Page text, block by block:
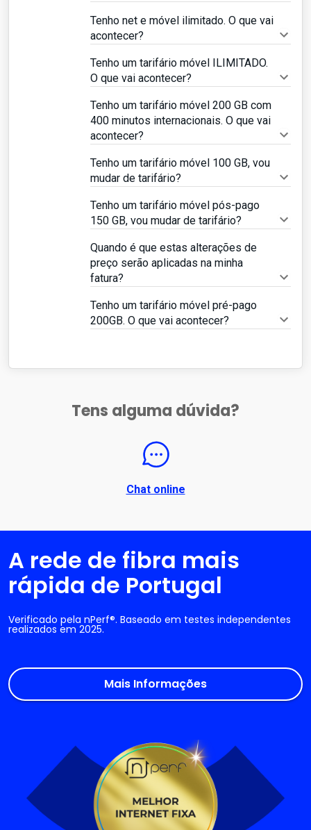
Tenho net e móvel ilimitado. O que vai
acontecer?
Tenho um tarifário móvel ILIMITADO.
O que vai acontecer?
Tenho um tarifário móvel 200 GB com
400 minutos internacionais. O que vai
acontecer?
Tenho um tarifário móvel 100 GB, vou
mudar de tarifário?
Tenho um tarifário móvel pós-pago
150 GB, vou mudar de tarifário?
Quando é que estas alterações de
preço serão aplicadas na minha
fatura?
Tenho um tarifário móvel pré-pago
200GB. O que vai acontecer?
Tens alguma dúvida?
Chat online
A rede de fibra mais
rápida de Portugal
Verificado pela nPerf®. Baseado em testes independentes
realizados em 2025.
Mais Informações